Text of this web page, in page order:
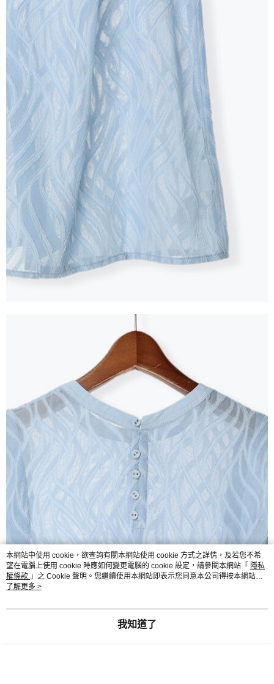
本網站中使用 cookie，欲查詢有關本網站使用 cookie 方式之詳情，及若您不希
望在電腦上使用 cookie 時應如何變更電腦的 cookie 設定，請參閱本網站「 隱私
權條款 」之 Cookie 聲明。您繼續使用本網站即表示您同意本公司得按本網站使
用條款之 Cookie 聲明使用 cookie。
了解更多 >
我知道了